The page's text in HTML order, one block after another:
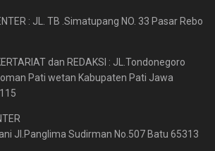
: JL. TB .Simatupang NO. 33 Pasar Rebo
dan REDAKSI : JL.Tondonegoro
Pati wetan Kabupaten Pati Jawa
Jl.Panglima Sudirman No.507 Batu 65313